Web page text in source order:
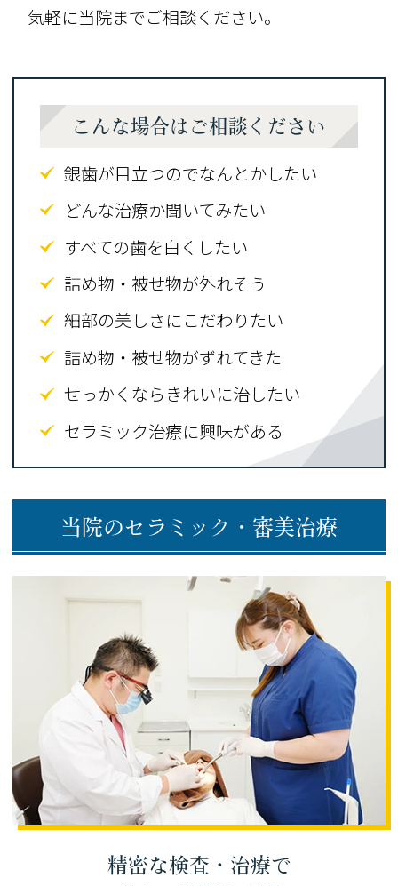
気軽に当院までご相談ください。
こんな場合はご相談ください
銀歯が目立つのでなんとかしたい
どんな治療か聞いてみたい
すべての歯を白くしたい
詰め物・被せ物が外れそう
細部の美しさにこだわりたい
詰め物・被せ物がずれてきた
せっかくならきれいに治したい
セラミック治療に興味がある
当院のセラミック・審美治療
精密な検査・治療で